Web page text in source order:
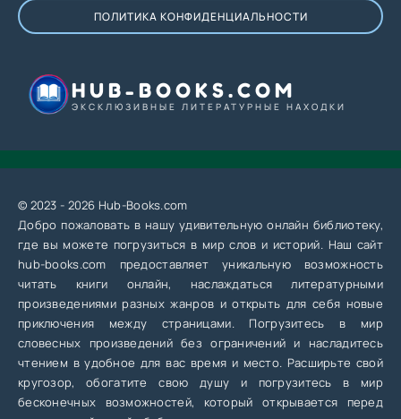
ПОЛИТИКА КОНФИДЕНЦИАЛЬНОСТИ
HUB-BOOKS.COM
ЭКСКЛЮЗИВНЫЕ ЛИТЕРАТУРНЫЕ НАХОДКИ
© 2023 - 2026 Hub-Books.com
Добро пожаловать в нашу удивительную онлайн библиотеку,
где вы можете погрузиться в мир слов и историй. Наш сайт
hub-books.com предоставляет уникальную возможность
читать книги онлайн, наслаждаться литературными
произведениями разных жанров и открыть для себя новые
приключения между страницами. Погрузитесь в мир
словесных произведений без ограничений и насладитесь
чтением в удобное для вас время и место. Расширьте свой
кругозор, обогатите свою душу и погрузитесь в мир
бесконечных возможностей, который открывается перед